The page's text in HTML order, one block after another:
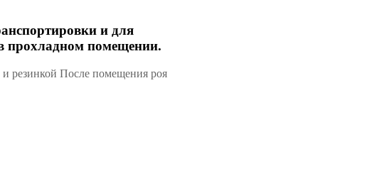
и для
прохладном помещении.
резинкой После помещения роя